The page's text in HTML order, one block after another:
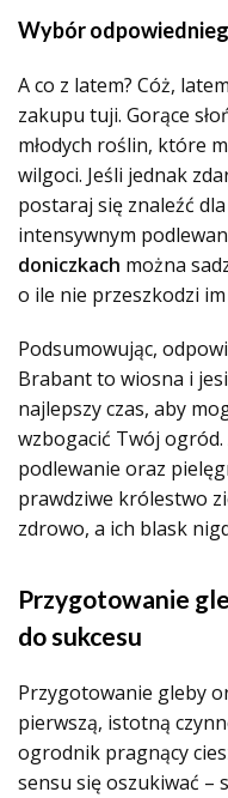
Wybór
A co z latem? Cóż,
zakupu tuji. Gorące
młodych roślin, które
wilgoci. Jeśli jednak
postaraj się znaleźć
intensywnym
doniczkach można
o ile nie przeszkodzi
Podsumowując,
Brabant to wiosna i
najlepszy czas, aby
wzbogacić Twój
podlewanie oraz
prawdziwe królestwo
zdrowo, a ich blask
Przygotowanie
do sukcesu
Przygotowanie gleby
pierwszą, istotną
ogrodnik pragnący
sensu się oszukiwać –